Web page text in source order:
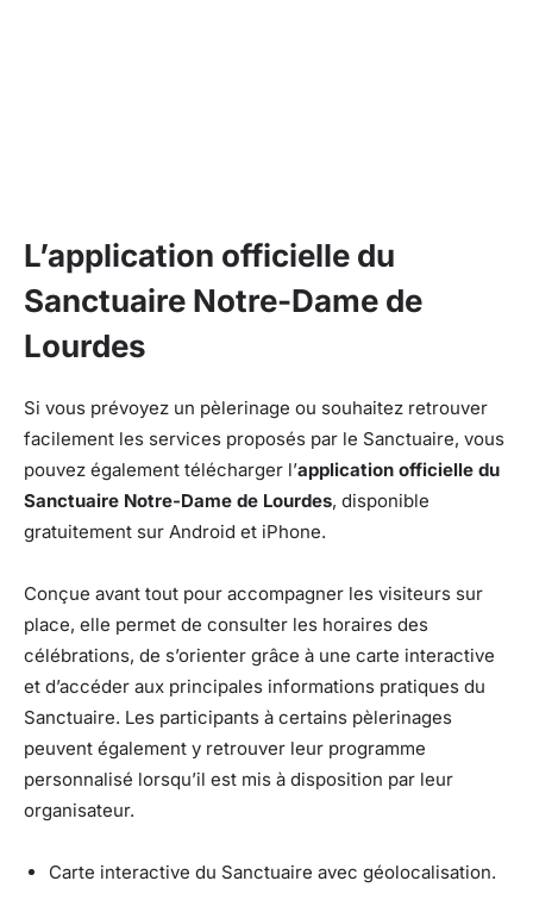
L’application officielle du
Sanctuaire Notre-Dame de
Lourdes
Si vous prévoyez un pèlerinage ou souhaitez retrouver
facilement les services proposés par le Sanctuaire, vous
pouvez également télécharger l’application officielle du
Sanctuaire Notre-Dame de Lourdes, disponible
gratuitement sur Android et iPhone.
Conçue avant tout pour accompagner les visiteurs sur
place, elle permet de consulter les horaires des
célébrations, de s’orienter grâce à une carte interactive
et d’accéder aux principales informations pratiques du
Sanctuaire. Les participants à certains pèlerinages
peuvent également y retrouver leur programme
personnalisé lorsqu’il est mis à disposition par leur
organisateur.
Carte interactive du Sanctuaire avec géolocalisation.